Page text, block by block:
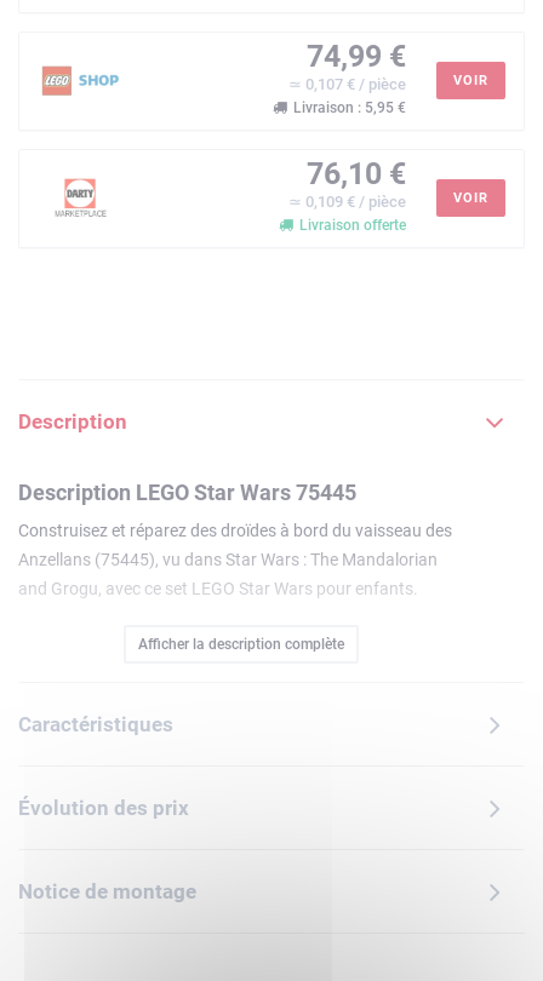
74,99 €
≃ 0,107 € / pièce
Livraison : 5,95 €
VOIR
76,10 €
≃ 0,109 € / pièce
Livraison offerte
VOIR
Description
Description LEGO Star Wars 75445
Construisez et réparez des droïdes à bord du vaisseau des
Anzellans (75445), vu dans Star Wars : The Mandalorian
and Grogu, avec ce set LEGO Star Wars pour enfants.
compartiment principal pour placer la figurine LEGO de
l'atelier pour construire un droïde de combat (l'établi peut
figurines LEGO à table avec des biscuits bleus ou sur le
siège près de la console. Descendez la rampe pour
Star Wars : The Mandalorian and Grogu dès 9 ans, ce
vaisseau en briques est un excellent moyen d'éveiller la
Afficher la description complète
Caractéristiques
Évolution des prix
Notice de montage